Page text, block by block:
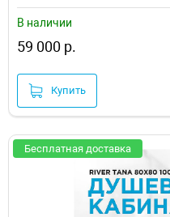
В наличии
59 000 р.
Купить
Бесплатная доставка